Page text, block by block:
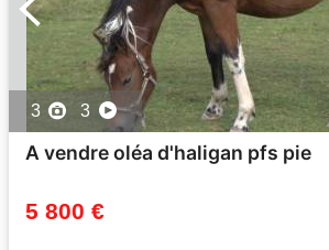
3 3
A vendre oléa d'haligan pfs pie
5 800 €